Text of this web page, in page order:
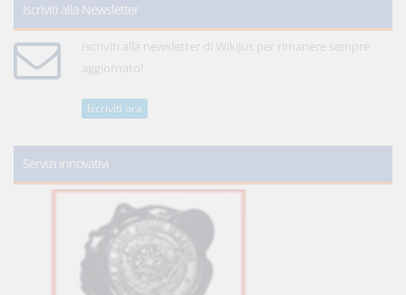
Iscriviti alla Newsletter
Iscriviti alla newsletter di WikiJus per rimanere sempre
aggiornato!
Iscriviti ora
Servizi innovativi